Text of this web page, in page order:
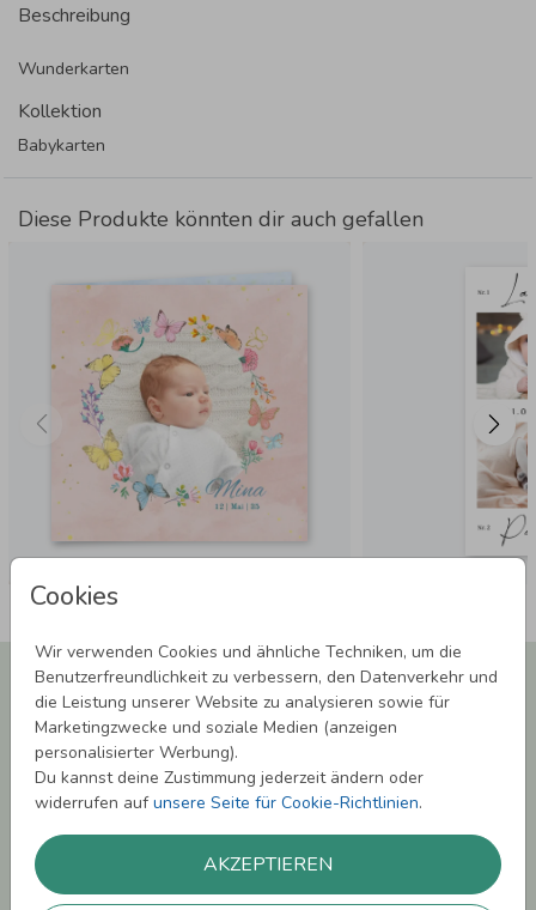
Cookies
Wir verwenden Cookies und ähnliche Techniken, um die
Benutzerfreundlichkeit zu verbessern, den Datenverkehr und
die Leistung unserer Website zu analysieren sowie für
Marketingzwecke und soziale Medien (anzeigen
personalisierter Werbung).
Du kannst deine Zustimmung jederzeit ändern oder
widerrufen aufunsere Seite für Cookie-Richtlinien.
AKZEPTIEREN
Beschreibung
Wunderkarten
Kollektion
Babykarten
Diese Produkte könnten dir auch gefallen
Newsletter abonnieren und 5,00 € Rabatt**
sichern!
Melde Dich zu unserem Newsletter an und bleibe auf dem
Laufenden.
Einwilligung zur Datennutzung für Marketingzwecke: Hiermit willigst Du ein,